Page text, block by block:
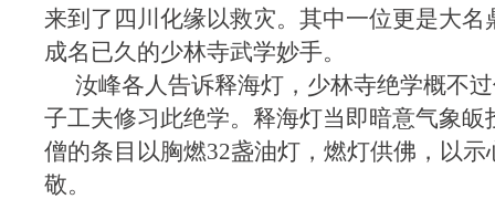
来到了四川化缘以救灾。其中一位更是大名
成名已久的少林寺武学妙手。
汝峰各人告诉释海灯，少林寺绝学概不
子工夫修习此绝学。释海灯当即暗意气象皈
僧的条目以胸燃32盏油灯，燃灯供佛，以
敬。